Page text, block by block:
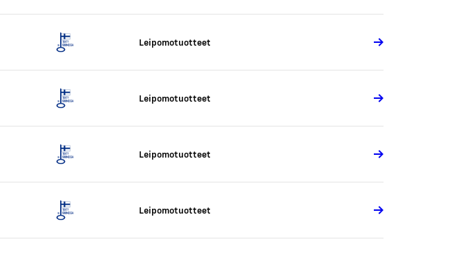
Leipomotuotteet
Leipomotuotteet
Leipomotuotteet
Leipomotuotteet